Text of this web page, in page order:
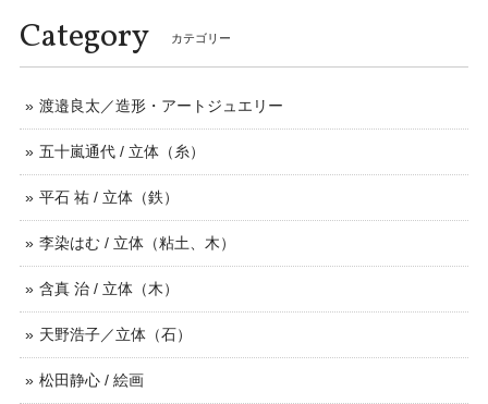
Category カテゴリー
渡邉良太／造形・アートジュエリー
五十嵐通代 / 立体（糸）
平石 祐 / 立体（鉄）
李染はむ / 立体（粘土、木）
含真 治 / 立体（木）
天野浩子／立体（石）
松田静心 / 絵画